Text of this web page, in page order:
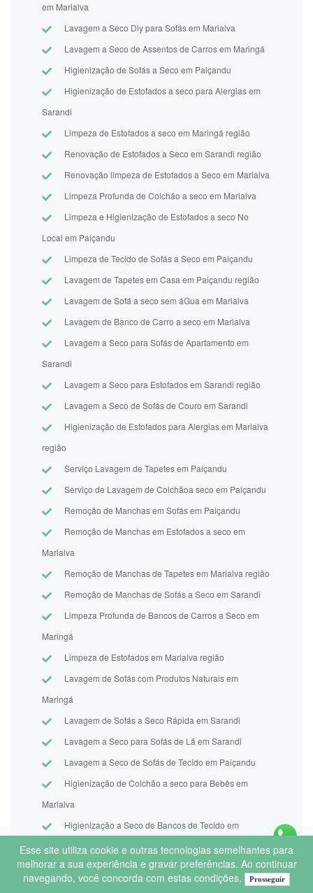
Esse site utiliza cookie e outras tecnologias semelhantes para
melhorar a sua experiência e gravar preferências. Ao continuar
navegando, você concorda com estas condições.
Prosseguir
em Marialva
Lavagem a Seco Diy para Sofás em Marialva
Lavagem a Seco de Assentos de Carros em Maringá
Higienização de Sofás a Seco em Paiçandu
Higienização de Estofados a seco para Alergias em
Sarandi
Limpeza de Estofados a seco em Maringá região
Renovação de Estofados a Seco em Sarandi região
Renovação limpeza de Estofados a Seco em Marialva
Limpeza Profunda de Colchão a seco em Marialva
Limpeza e Higienização de Estofados a seco No
Local em Paiçandu
Limpeza de Tecido de Sofás a Seco em Paiçandu
Lavagem de Tapetes em Casa em Paiçandu região
Lavagem de Sofá a seco sem áGua em Marialva
Lavagem de Banco de Carro a seco em Marialva
Lavagem a Seco para Sofás de Apartamento em
Sarandi
Lavagem a Seco para Estofados em Sarandi região
Lavagem a Seco de Sofás de Couro em Sarandi
Higienização de Estofados para Alergias em Marialva
região
Serviço Lavagem de Tapetes em Paiçandu
Serviço de Lavagem de Colchãoa seco em Paiçandu
Remoção de Manchas em Sofás em Paiçandu
Remoção de Manchas em Estofados a seco em
Marialva
Remoção de Manchas de Tapetes em Marialva região
Remoção de Manchas de Sofás a Seco em Sarandi
Limpeza Profunda de Bancos de Carros a Seco em
Maringá
Limpeza de Estofados em Marialva região
Lavagem de Sofás com Produtos Naturais em
Maringá
Lavagem de Sofás a Seco Rápida em Sarandi
Lavagem a Seco para Sofás de Lã em Sarandi
Lavagem a Seco de Sofás de Tecido em Paiçandu
Higienização de Colchão a seco para Bebês em
Marialva
Higienização a Seco de Bancos de Tecido em
Maringá
Eliminação de Odores em Estofados a seco em
Maringá